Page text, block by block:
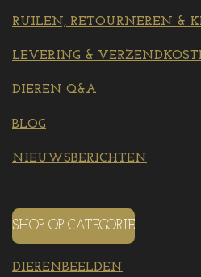
RUILEN, RETOURNEREN &
LEVERING &
DIEREN Q&A
BLOG
NIEUWSBERICHTEN
SHOP OP CATEGORIE
DIERENBEELDEN